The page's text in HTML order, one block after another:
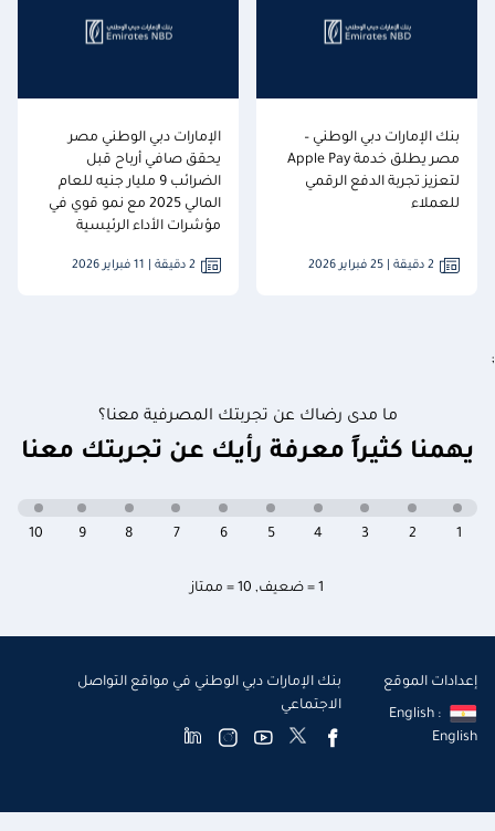
بنك الإمارات دبي الوطني –
مصر يطلق خدمة Apple Pay
لتعزيز تجربة الدفع الرقمي
للعملاء
2 دقيقة | 25 فبراير 2026
الإمارات دبي الوطني مصر
يحقق صافي أرباح قبل
الضرائب 9 مليار جنيه للعام
المالي 2025 مع نمو قوي في
مؤشرات الأداء الرئيسية
2 دقيقة | 11 فبراير 2026
;
ما مدى رضاك عن تجربتك المصرفية معنا؟
يهمنا كثيراً معرفة رأيك عن تجربتك معنا
1 = ضعيف , 10 = ممتاز
10 9 8 7 6 5 4 3 2 1
إعدادات الموقع
English :
English
بنك الإمارات دبي الوطني في مواقع التواصل
الاجتماعي